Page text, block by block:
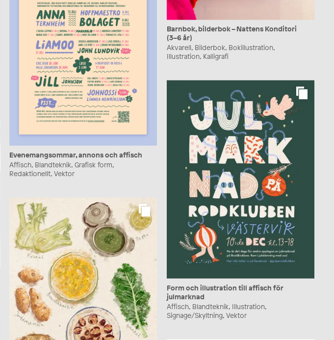
Barnbok, bilderbok – Nattens Konditori
(3–6 år)
Akvarell, Bilderbok, Bokillustration,
Illustration, Kalligrafi
Evenemangsommar, annons och affisch
Affisch, Blandteknik, Grafisk form,
Redaktionellt, Vektor
Form och illustration till affisch för
julmarknad
Affisch, Blandteknik, Illustration,
Signage/Skyltning, Vektor